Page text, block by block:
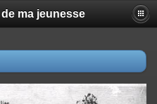
ma jeunesse